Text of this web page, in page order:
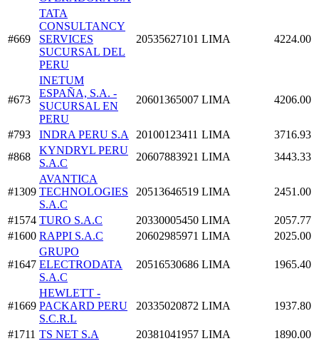
#669
TATA
CONSULTANCY
SERVICES
SUCURSAL DEL
PERU
20535627101 LIMA 4224.00
#673
INETUM
ESPAÑA, S.A. -
SUCURSAL EN
PERU
20601365007 LIMA 4206.00
#793 INDRA PERU S.A 20100123411 LIMA
3716.93
#868
KYNDRYL PERU
S.A.C
20607883921 LIMA 3443.33
#1309
AVANTICA
TECHNOLOGIES
S.A.C
20513646519 LIMA 2451.00
#1574 TURO S.A.C 20330005450 LIMA
2057.77
#1600 RAPPI S.A.C 20602985971 LIMA 2025.00
#1647
GRUPO
ELECTRODATA
S.A.C
20516530686 LIMA 1965.40
#1669
HEWLETT -
PACKARD PERU
S.C.R.L
20335020872 LIMA 1937.80
#1711 TS NET S.A 20381041957 LIMA
1890.00